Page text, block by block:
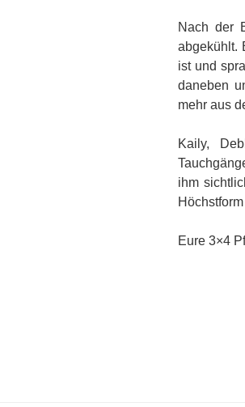
Nach der
abgekühlt.
ist und
daneben
mehr aus
Kaily,
ihm
Eure 3×4